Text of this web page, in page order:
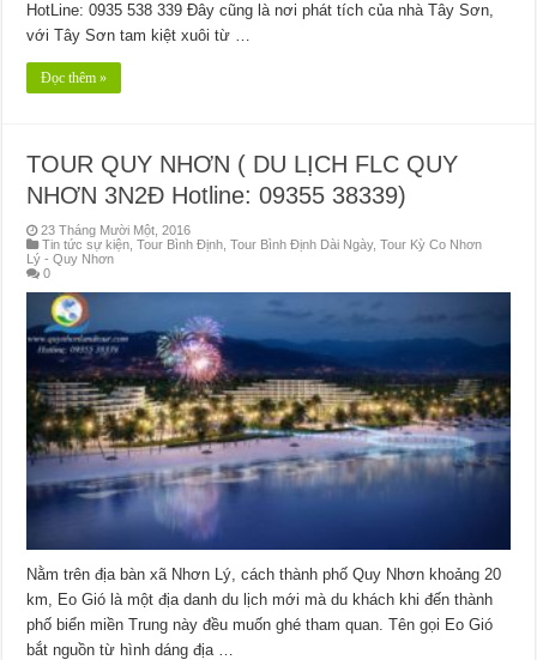
HotLine: 0935 538 339 Đây cũng là nơi phát tích của nhà Tây Sơn,
với Tây Sơn tam kiệt xuôi từ …
Đọc thêm »
TOUR QUY NHƠN ( DU LỊCH FLC QUY
NHƠN 3N2Đ Hotline: 09355 38339)
23 Tháng Mười Một, 2016
Tin tức sự kiện ,Tour Bình Định ,Tour Bình Định Dài Ngày,Tour Kỳ Co Nhơn
Lý - Quy Nhơn
0
Nằm trên địa bàn xã Nhơn Lý, cách thành phố Quy Nhơn khoảng 20
km, Eo Gió là một địa danh du lịch mới mà du khách khi đến thành
phố biển miền Trung này đều muốn ghé tham quan. Tên gọi Eo Gió
bắt nguồn từ hình dáng địa …